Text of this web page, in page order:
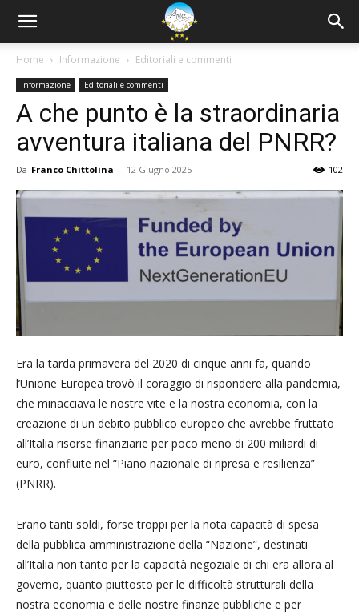
Home Informazione Editoriali e commenti
Informazione Editoriali e commenti
A che punto è la straordinaria
avventura italiana del PNRR?
Da Franco Chittolina - 12 Giugno 2025 102
Era la tarda primavera del 2020 di cinque anni fa, quando
l’Unione Europea trovò il coraggio di rispondere alla pandemia,
che minacciava le nostre vite e la nostra economia, con la
creazione di un debito pubblico europeo che avrebbe fruttato
all’Italia risorse finanziarie per poco meno di 200 miliardi di
euro, confluite nel “Piano nazionale di ripresa e resilienza”
(PNRR).
Erano tanti soldi, forse troppi per la nota capacità di spesa
della pubblica amministrazione della “Nazione”, destinati
all’Italia non tanto per la capacità negoziale di chi era allora al
governo, quanto piuttosto per le difficoltà strutturali della
nostra economia e delle nostre finanze pubbliche e per